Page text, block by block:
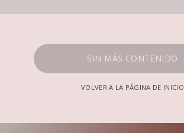
SIN MÁS CONTENIDO
VOLVER A LA PÁGINA DE INICIO